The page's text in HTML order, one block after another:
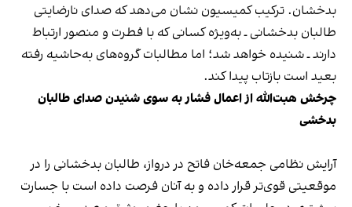
بدخشان. ترکیب کمیسیون نشان می‌دهد که صدای نارضایتی
طالبان بدخشانی ـ به‌ویژه کسانی که با فطرت و منصور ارتباط
دارند ـ شنیده خواهد شد؛ اما مطالبات گروه‌های به‌حاشیه رفته
بعید است بازتاب پیدا کند.
چرخش هبت‌الله از اعمال فشار به سوی شنیدن صدای طالبان
بدخشی
آرایش نظامی جمعه‌خان فاتح در درواز، طالبان بدخشانی را در
موقعیتی قوی‌تر قرار داده و به آنان فرصت داده است با جسارت